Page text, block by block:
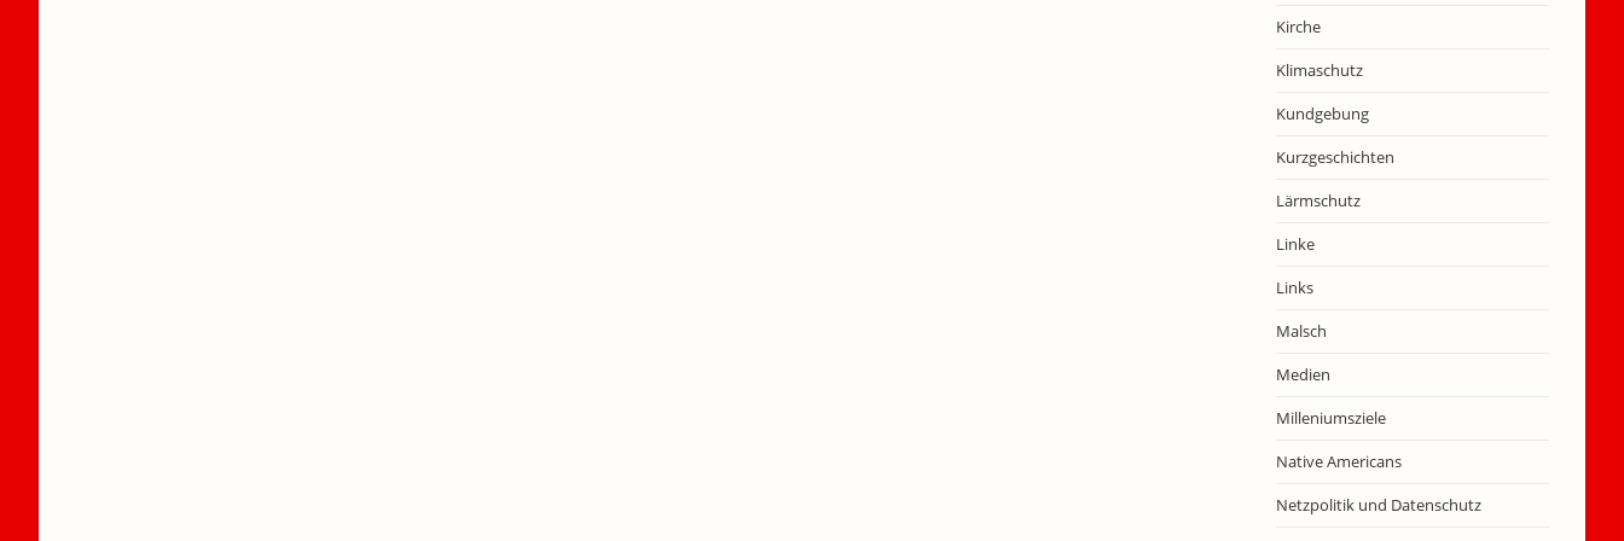
Kirche
Klimaschutz
Kundgebung
Kurzgeschichten
Lärmschutz
Linke
Links
Malsch
Medien
Milleniumsziele
Native Americans
Netzpolitik und Datenschutz